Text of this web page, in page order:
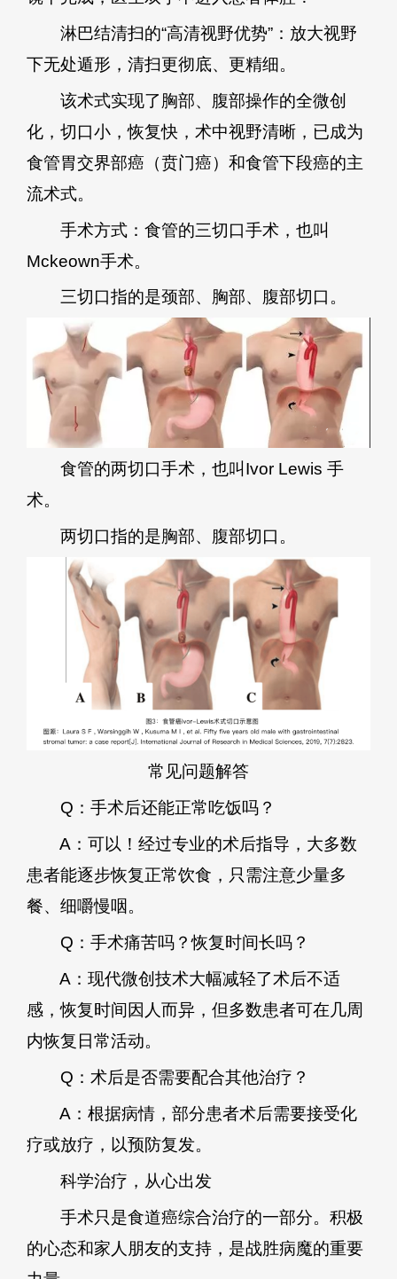
淋巴结清扫的“高清视野优势”：放大视野
下无处遁形，清扫更彻底、更精细。
该术式实现了胸部、腹部操作的全微创
化，切口小，恢复快，术中视野清晰，已成为
食管胃交界部癌（贲门癌）和食管下段癌的主
流术式。
手术方式：食管的三切口手术，也叫
Mckeown手术。
三切口指的是颈部、胸部、腹部切口。
食管的两切口手术，也叫Ivor Lewis 手
术。
两切口指的是胸部、腹部切口。
常见问题解答
Q：手术后还能正常吃饭吗？
A：可以！经过专业的术后指导，大多数
患者能逐步恢复正常饮食，只需注意少量多
餐、细嚼慢咽。
Q：手术痛苦吗？恢复时间长吗？
A：现代微创技术大幅减轻了术后不适
感，恢复时间因人而异，但多数患者可在几周
内恢复日常活动。
Q：术后是否需要配合其他治疗？
A：根据病情，部分患者术后需要接受化
疗或放疗，以预防复发。
科学治疗，从心出发
手术只是食道癌综合治疗的一部分。积极
的心态和家人朋友的支持，是战胜病魔的重要